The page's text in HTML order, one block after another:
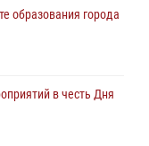
образования города
в честь Дня